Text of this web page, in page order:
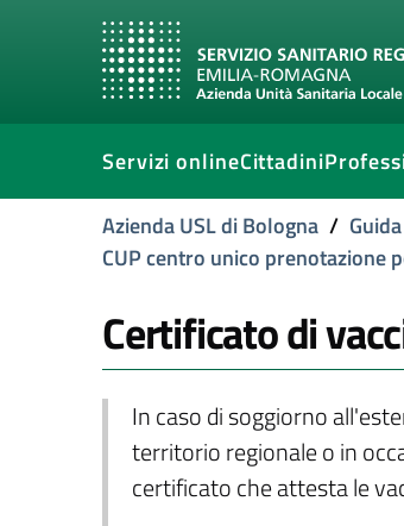
Servizi onlineCittadini
Azienda USL di Bologna /
CUP centro unico prenotazione
Certificato di
In caso di soggiorno
territorio regionale o in
certificato che attesta le